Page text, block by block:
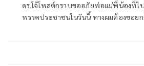
ดร.โจ้โพสต์กราบขออภัยพ่อแม่พี่น้องที่
พรรคประชาชนในวันนี้ ทางผมต้องขอย